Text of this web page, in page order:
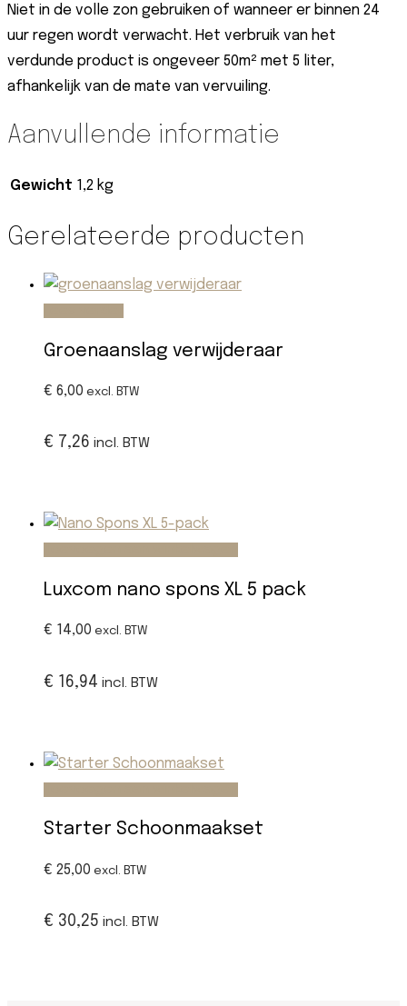
Niet in de volle zon gebruiken of wanneer er binnen 24
uur regen wordt verwacht. Het verbruik van het
verdunde product is ongeveer 50m² met 5 liter,
afhankelijk van de mate van vervuiling.
Aanvullende informatie
Gewicht 1,2 kg
Gerelateerde producten
Groenaanslag verwijderaar
€ 6,00 excl. BTW
€ 7,26 incl. BTW
Luxcom nano spons XL 5 pack
€ 14,00 excl. BTW
€ 16,94 incl. BTW
Starter Schoonmaakset
€ 25,00 excl. BTW
€ 30,25 incl. BTW